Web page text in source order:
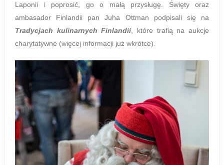
Laponii i poprosić, go o małą przysługę. Święty oraz
ambasador Finlandii pan Juha Ottman podpisali się na
Tradycjach kulinarnych Finlandii, które trafią na aukcje
charytatywne (więcej informacji już wkrótce).